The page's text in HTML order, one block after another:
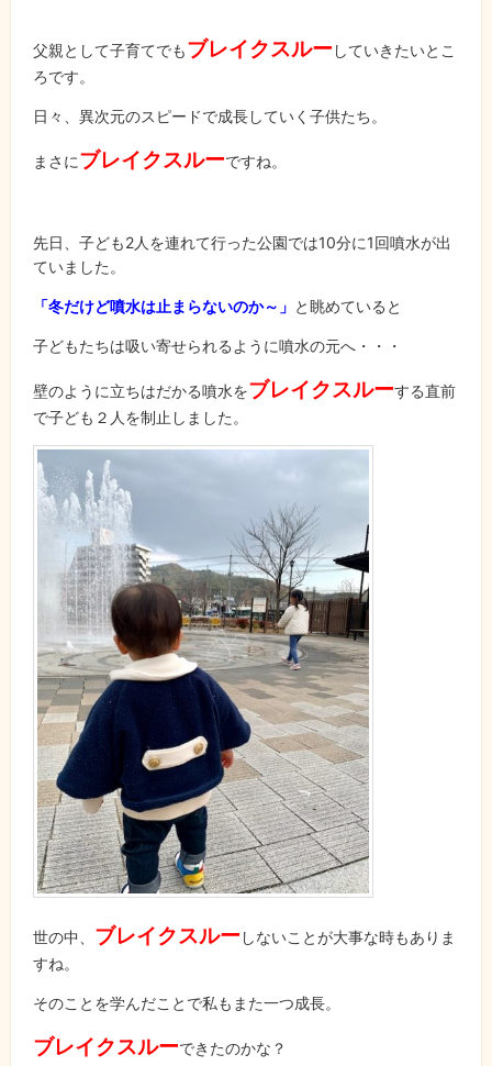
父親として子育てでもブレイクスルー していきたいとこ
ろです。
日々、異次元のスピードで成長していく子供たち。
まさにブレイクスルーですね。
先日、子ども2人を連れて行った公園では10分に1回噴水が出
ていました。
「冬だけど噴水は止まらないのか～」 と眺めていると
子どもたちは吸い寄せられるように噴水の元へ・・・
壁のように立ちはだかる噴水をブレイクスルーする直前
で子ども２人を制止しました。
世の中、 ブレイクスルー しないことが大事な時もありま
すね。
そのことを学んだことで私もまた一つ成長。
ブレイクスルーできたのかな？